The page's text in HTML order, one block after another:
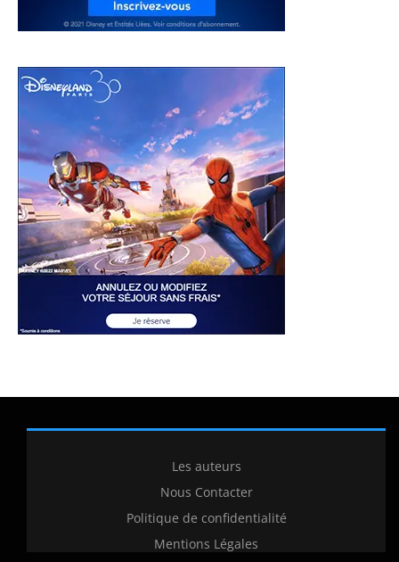
Les auteurs
Nous Contacter
Politique de confidentialité
Mentions Légales